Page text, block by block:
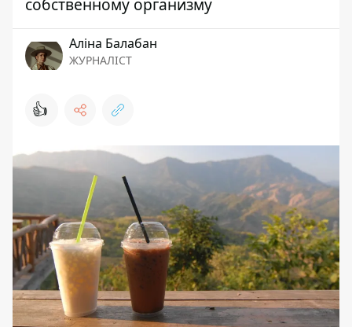
собственному организму
Аліна Балабан
ЖУРНАЛІСТ
👍